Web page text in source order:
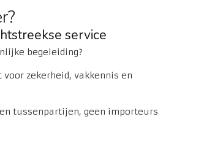
service
begeleiding?
zekerheid, vakkennis en
tussenpartijen, geen importeurs